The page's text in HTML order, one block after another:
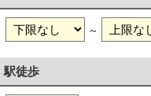
～
駅徒歩